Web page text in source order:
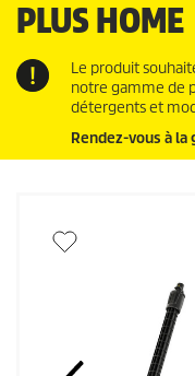
PLUS HOME
Le produit
notre gamme de
détergents et
Rendez-vous à